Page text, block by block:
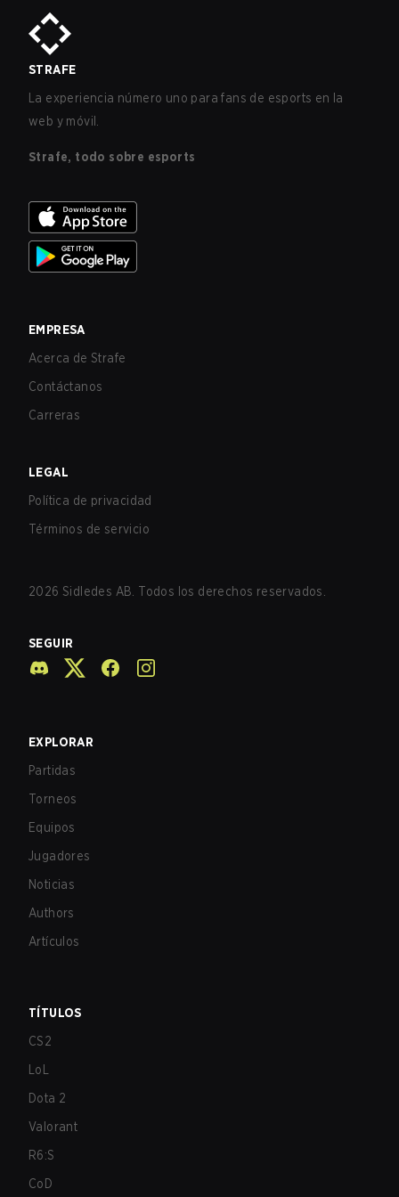
STRAFE
La experiencia número uno para fans de esports en la
web y móvil.
Strafe, todo sobre esports
EMPRESA
Acerca de Strafe
Contáctanos
Carreras
LEGAL
Política de privacidad
Términos de servicio
2026 Sidledes AB. Todos los derechos reservados.
SEGUIR
EXPLORAR
Partidas
Torneos
Equipos
Jugadores
Noticias
Authors
Artículos
TÍTULOS
CS2
LoL
Dota 2
Valorant
R6:S
CoD